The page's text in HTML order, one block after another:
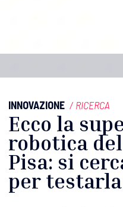
INNOVAZIONE / RICERCA
Ecco la
robotica
Pisa: si
per testarla